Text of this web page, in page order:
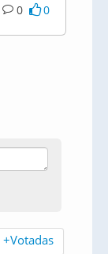
0 0
+Votadas